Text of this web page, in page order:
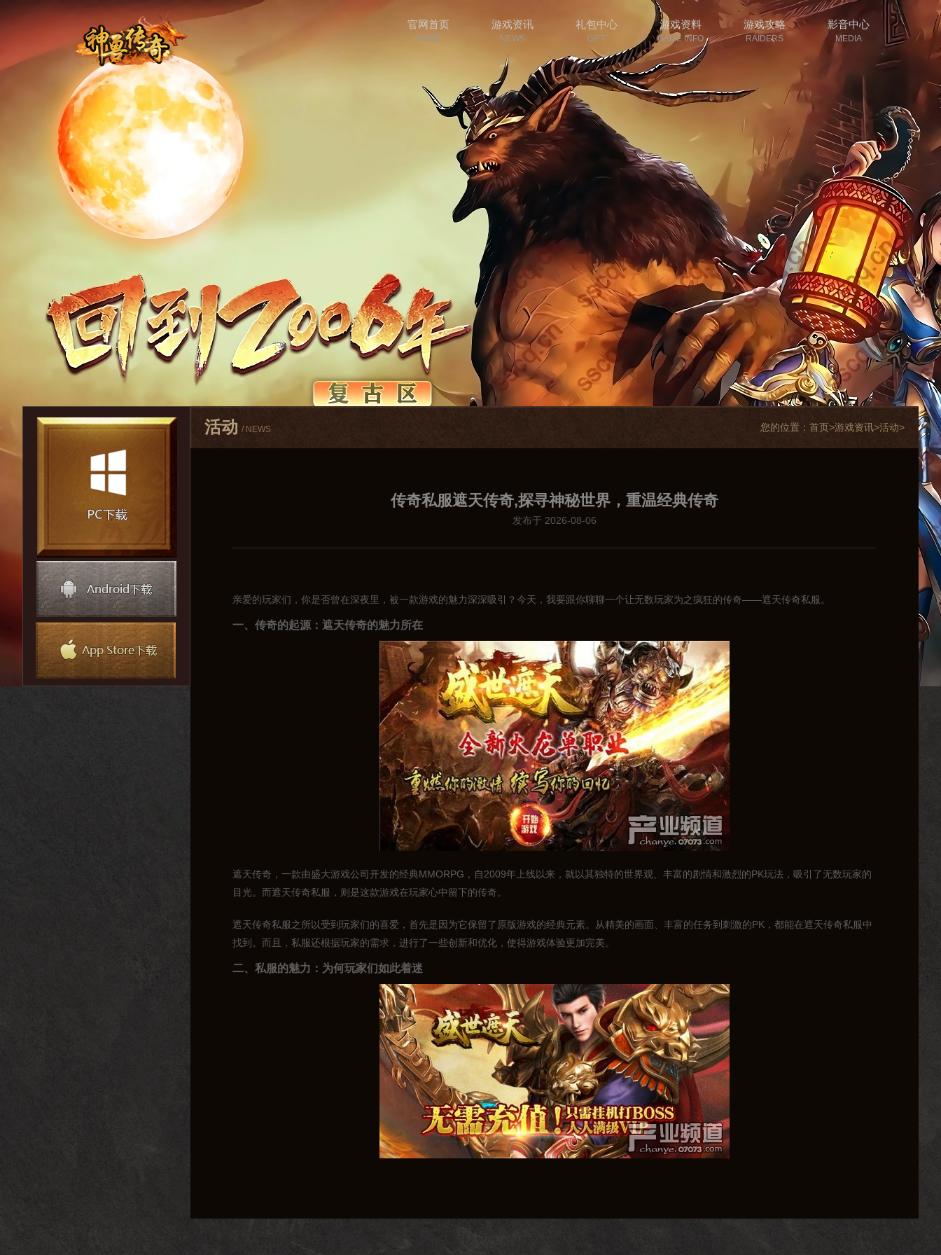
官网首页
HOME
游戏资讯
NEWS
礼包中心
GIFT
游戏资料
GAME INFO
游戏攻略
RAIDERS
影音中心
MEDIA
活动 / NEWS 您的位置： 首页>游戏资讯>活动>
传奇私服遮天传奇,探寻神秘世界，重温经典传奇
发布于 2026-08-06
亲爱的玩家们，你是否曾在深夜里，被一款游戏的魅力深深吸引？今天，我要跟你聊聊一个让无数玩家为之疯狂的传奇——遮天传奇私服。
一、传奇的起源：遮天传奇的魅力所在
遮天传奇，一款由盛大游戏公司开发的经典MMORPG，自2009年上线以来，就以其独特的世界观、丰富的剧情和激烈的PK玩法，吸引了无数玩家的
目光。而遮天传奇私服，则是这款游戏在玩家心中留下的传奇。
遮天传奇私服之所以受到玩家们的喜爱，首先是因为它保留了原版游戏的经典元素。从精美的画面、丰富的任务到刺激的PK，都能在遮天传奇私服中
找到。而且，私服还根据玩家的需求，进行了一些创新和优化，使得游戏体验更加完美。
二、私服的魅力：为何玩家们如此着迷
3. 丰富活动：遮天传奇私服定期举办各种活动，如跨服战、团队副本等，让玩家们有更多的机会展示自己的实力。